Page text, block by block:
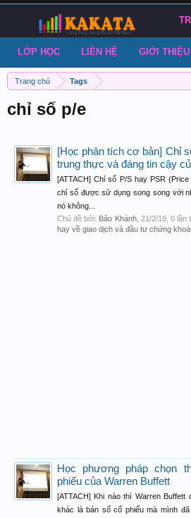
Trang chủ Tags
chỉ số p/e
[Học phân tích cơ bản] Chỉ
trung thực và đáng tin cậy
[ATTACH] Chỉ số P/S hay PSR
chỉ số được sử dụng song song với
nó không...
Chủ đề bởi: Bảo Khánh, 21/2/19, 0 lần
hay về giao dịch và đầu tư chứng
Học phương pháp chọn
phiếu của Warren Buffett
[ATTACH] Khi nào thì Warren
khác là bán số cổ phiếu mà mình
LỚP HỌC LIÊN HỆ GIỚI THIỆU